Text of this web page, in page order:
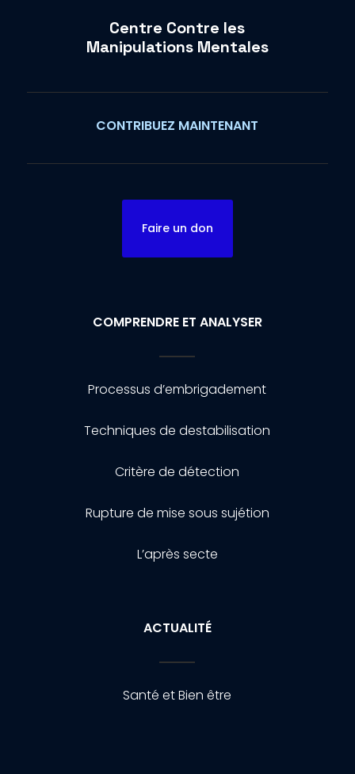
Centre Contre les
Manipulations Mentales
CONTRIBUEZ MAINTENANT
Faire un don
COMPRENDRE ET ANALYSER
Processus d’embrigadement
Techniques de destabilisation
Critère de détection
Rupture de mise sous sujétion
L’après secte
ACTUALITÉ
Santé et Bien être